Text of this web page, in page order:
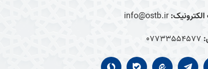
info@ostb.ir
07733554577